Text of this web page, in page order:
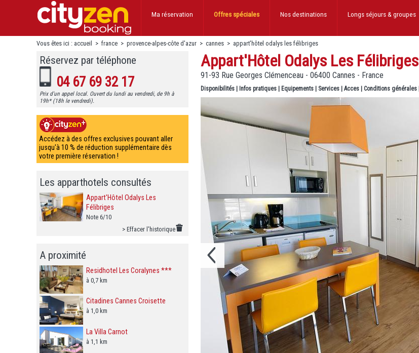
Longs séjours& groupes
Nos destinations
Offres spéciales
Ma réservation
Vous êtes ici : accueil > france > provence-alpes-côte d'azur > cannes > appart'hôtel odalys les félibriges
Réservez par téléphone
04 67 69 32 17
Prix d'un appel local. Ouvert du lundi au vendredi, de 9h à
19h* (18h le vendredi).
Accédez à des offres exclusives pouvant aller
jusqu'à 10 % de réduction supplémentaire dès
votre première réservation !
Les apparthotels consultés
Appart'Hôtel Odalys Les
Félibriges
Note 6/10
> Effacer l'historique
A proximité
Residhotel Les Coralynes ***
à 0,7 km
Citadines Cannes Croisette
à 1,0 km
La Villa Carnot
à 1,1 km
Appart'Hôtel Odalys Les Félibriges
91-93 Rue Georges Clémenceau - 06400 Cannes - France
Disponibilités Infos pratiques Equipements Services |Acces Conditions générales